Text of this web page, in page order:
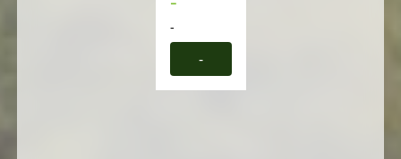
-
-